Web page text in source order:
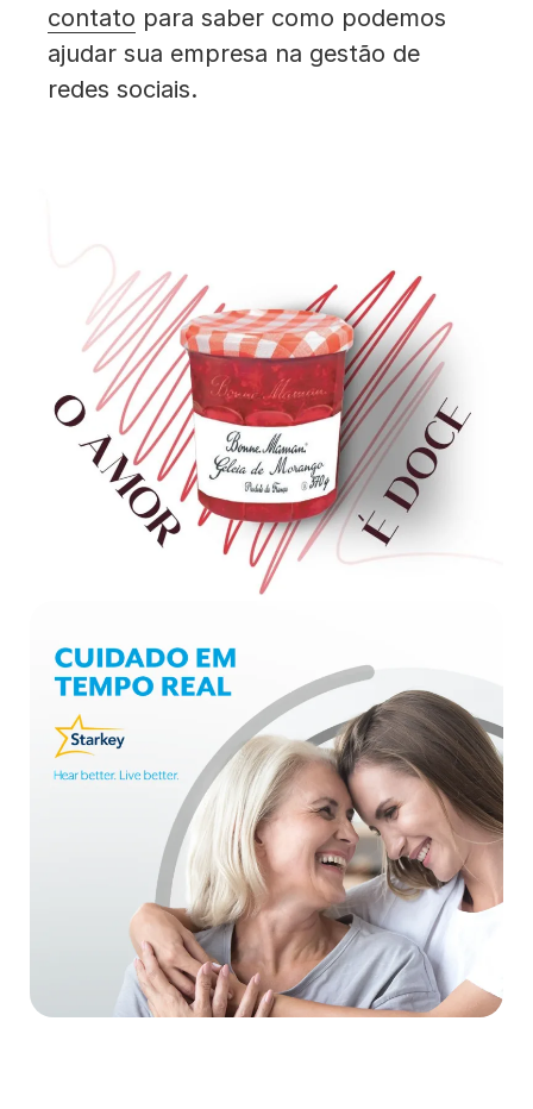
contato para saber como podemos
ajudar sua empresa na gestão de
redes sociais.